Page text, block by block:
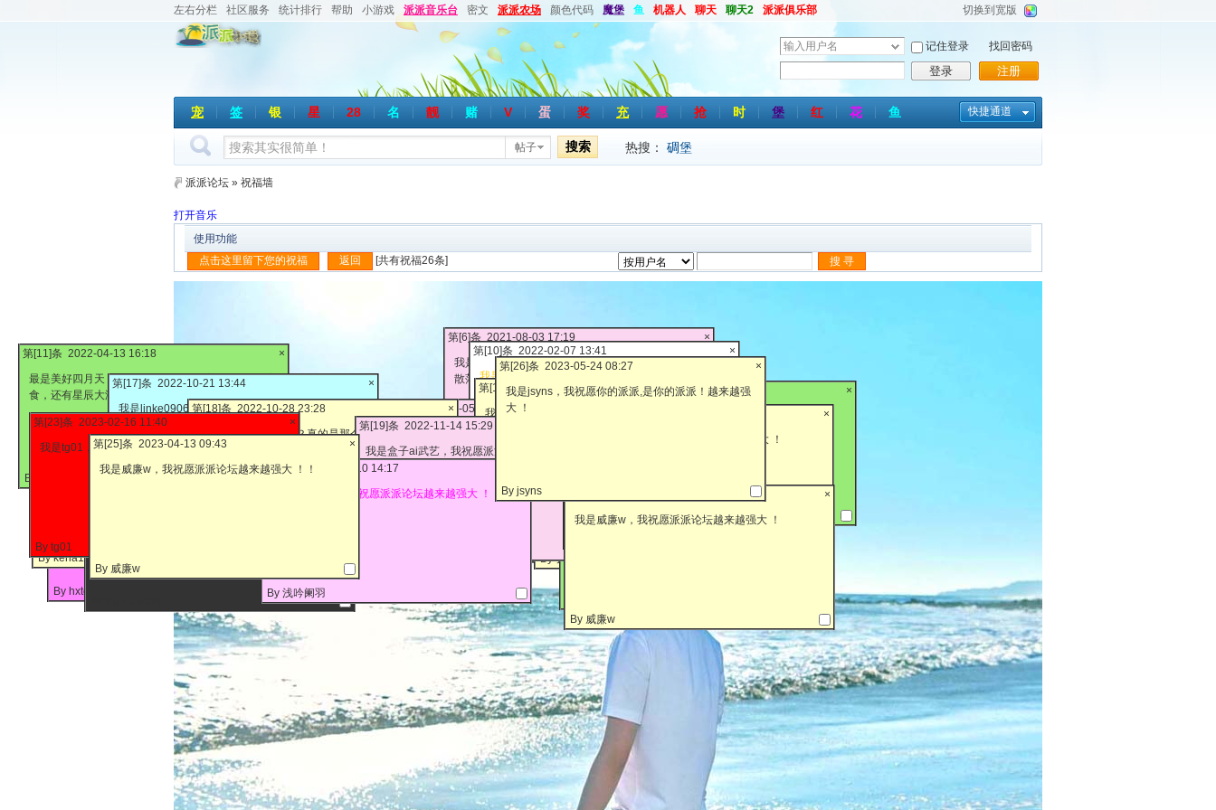
切换到宽版
左右分栏 社区服务 统计排行 帮助 小游戏 派派音乐台 密文 派派农场 颜色代码 魔堡 鱼 机器人 聊天 聊天2 派派俱乐部
用
户
名
记住登录
登录
找回密码
注册
快捷通道
宠 签 银 星 28 名 靓 赌 V 蛋 奖 充 愿 抢 时 堡 红 花 鱼
帖子 搜索 热搜： 碉堡
派派论坛 » 祝福墙
打开音乐
使用功能
[共有祝福26条]
第[26]条 2023-05-24 08:27
×
我是jsyns，我祝愿你的派派,是你的派派！越来越强
大 ！
By jsyns
第[25]条 2023-04-13 09:43
×
我是威廉w，我祝愿派派论坛越来越强大 ！！
By 威廉w
×
我是威廉w，我祝愿派派论坛越来越强大 ！
By 威廉w
第[23]条 2023-02-16 11:40
×
我是tg01，我祝愿派派论坛越来越强大 ！
By tg01
第[22]条 2023-01-10 14:17
我是浅吟阑羽，我祝愿派派论坛越来越强大 ！
By 浅吟阑羽
×
我是xianliu，我祝愿派派论坛越来越强大 ！
第[20]条 2022-12-05 16:05
×
By myy
第[19]条 2022-11-14 15:29
我是盒子ai武艺，我祝愿派派论坛越来越强大 ！
第[18]条 2022-10-28 23:28
×
这是当年那个派派吗？真的是那个派派回来了吗
第[17]条 2022-10-21 13:44
×
我是linke0906，我祝愿派派论坛越来越强大 ！
第[16]条 2022-06-17 12:05
×
我是我沉溺于美，我祝愿派派论坛越来越强大 ！
我是水殇紫伞，我祝愿派派论坛越来越强大 ！这么
这么久了，有些些可惜原来的账号~但是重头再来也
第[14]条 2022-05-26 16:58
我是迷途过客，我祝愿派派论坛越来越强大 ！ 祝我
By 迷途过客
第[13]条 2022-05-26 00:08
我是lizzy3210，我祝愿派派论坛越来越强大 ！ 长长
久久！！ 永远都在！！！
第[12]条 2022-05-25 23:10
×
我是白额，祝愿论坛里的大家身体健康！ 然后，天
第[11]条 2022-04-13 16:18
×
最是美好四月天，等待解封了，出去浪啊！阳光，美
食，还有星辰大海
By 千面妖
第[10]条 2022-02-07 13:41
×
我是梅卿卿，我祝愿派派小说论坛越来越强大 ！人
气越来越旺，资源越来越多！！
By 我们的岁月间
第[8]条 2021-09-20 16:17
第[7]条 2021-08-20 14:11
×
我是hxtg，我祝愿我和老婆的爱情能天长地久，永不
第[6]条 2021-08-03 17:19
×
我是心诚如玉，我祝愿派派小说论坛长长久久，希望
散落的小伙伴们都能回归。
By 心诚如玉
第[5]条 2021-07-19 16:53
×
By keria1980
第[4]条 2021-07-06 08:55
2021年下半年希望能多赚点钱 ！
第[3]条 2021-05-27 09:57
×
<font size=6><b>我是hxtg，我祝愿派派小说论坛越
来越强大 ！</font></b> <img src=http://pp.9yht.co
By hxtg
第[2]条 2021-05-05 20:57
我是vine891003，我祝愿派派小说论坛越来越强大
！
第[1]条 2021-02-28 14:47
×
By hxtg